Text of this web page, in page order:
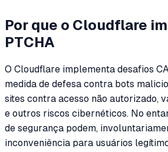
Por que o Cloudflare
PTCHA
O Cloudflare implementa desafios
medida de defesa contra bots
sites contra acesso não autorizado,
e outros riscos cibernéticos. No
de segurança podem,
inconveniência para usuários